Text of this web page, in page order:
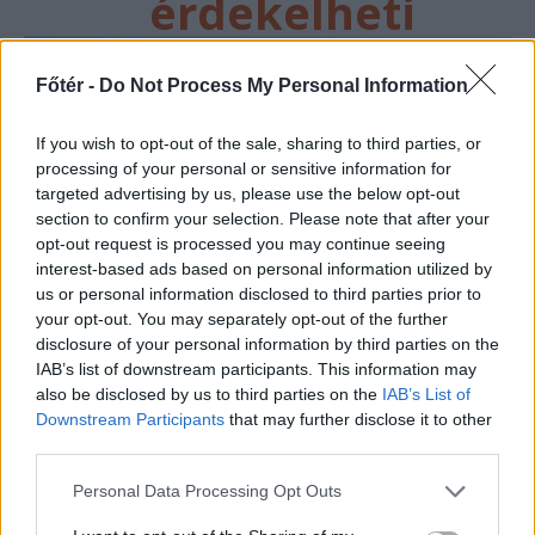
Főtér - Do Not Process My Personal Information
If you wish to opt-out of the sale, sharing to third parties, or
processing of your personal or sensitive information for
targeted advertising by us, please use the below opt-out
section to confirm your selection. Please note that after your
opt-out request is processed you may continue seeing
interest-based ads based on personal information utilized by
us or personal information disclosed to third parties prior to
your opt-out. You may separately opt-out of the further
disclosure of your personal information by third parties on the
IAB’s list of downstream participants. This information may
also be disclosed by us to third parties on the IAB’s List of
Downstream Participants that may further disclose it to other
Personal Data Processing Opt Outs
FŐTÉR
Már csak 4-5 napig
működhet a jelenlegi
körülmények között a
cernavodai atomerőmű